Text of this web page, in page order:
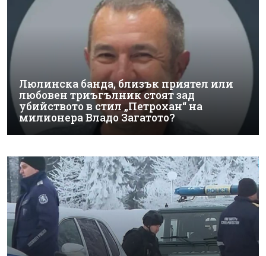
Люлинска банда, близък приятел или
любовен триъгълник стоят зад
убийството в стил „Петрохан“ на
милионера Владо Загатото?